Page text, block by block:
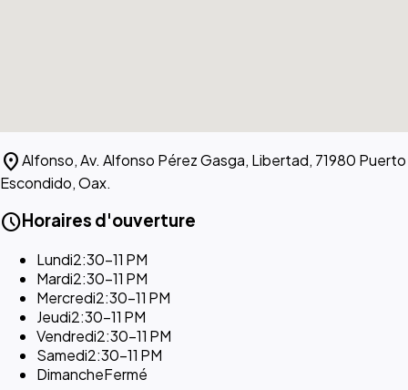
location_onAlfonso, Av. Alfonso Pérez Gasga, Libertad, 71980 Puerto
Escondido, Oax.
scheduleHoraires d'ouverture
Lundi2:30–11 PM
Mardi2:30–11 PM
Mercredi2:30–11 PM
Jeudi2:30–11 PM
Vendredi2:30–11 PM
Samedi2:30–11 PM
DimancheFermé